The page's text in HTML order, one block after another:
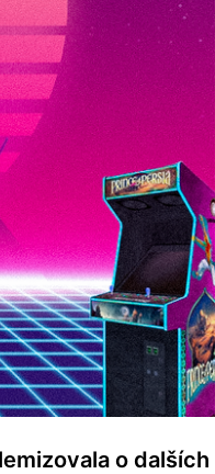
o dalších